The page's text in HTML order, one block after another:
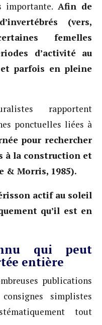
importante. Afin de
(vers,
femelles
d’activité au
parfois en pleine
rapportent
ponctuelles liées à
pour rechercher
à la construction et
& Morris, 1985).
actif au soleil
qu’il est en
qui peut
entière
publications
simplistes
tout